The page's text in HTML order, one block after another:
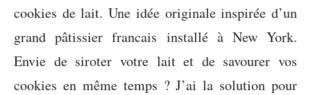
cookies de lait. Une idée originale inspirée d’un
grand pâtissier francais installé à New York.
Envie de siroter votre lait et de savourer vos
cookies en même temps ? J’ai la solution pour